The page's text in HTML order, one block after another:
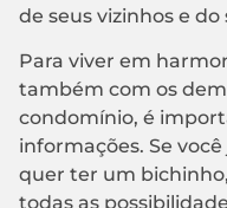
de seus vizinhos e do
Para viver em
também com os
condomínio, é
informações. Se
quer ter um
todas as